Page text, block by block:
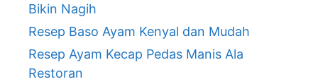
Bikin Nagih
Resep Baso Ayam Kenyal dan Mudah
Resep Ayam Kecap Pedas Manis Ala
Restoran